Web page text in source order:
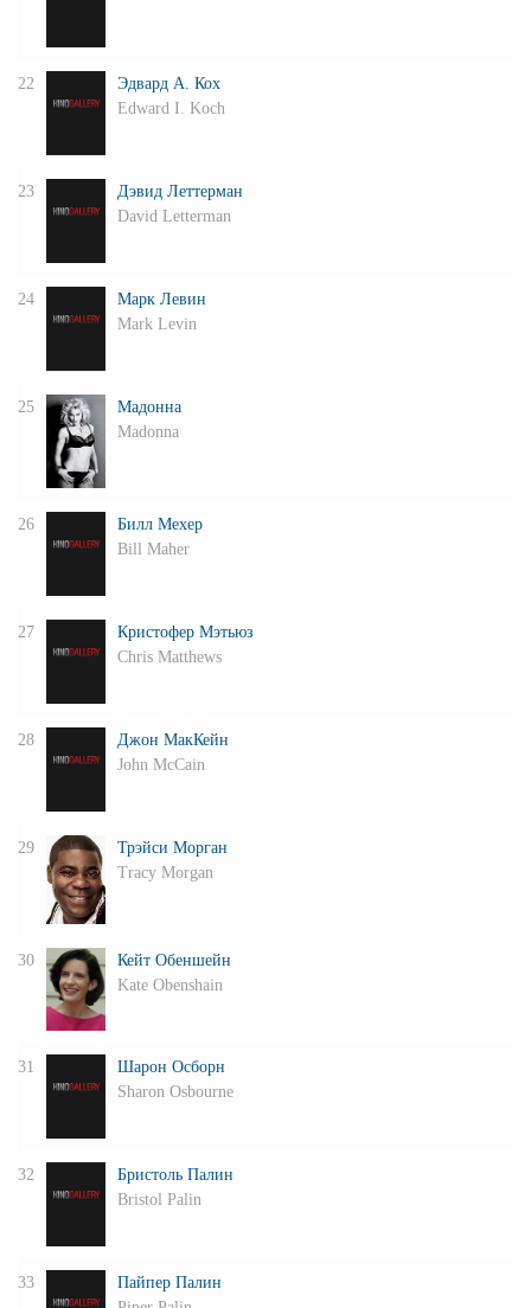
22
Эдвард А. Кох
Edward I. Koch
23
Дэвид Леттерман
David Letterman
24
Марк Левин
Mark Levin
25
Мадонна
Madonna
26
Билл Мехер
Bill Maher
27
Кристофер Мэтьюз
Chris Matthews
28
Джон МакКейн
John McCain
29
Трэйси Морган
Tracy Morgan
30
Кейт Обеншейн
Kate Obenshain
31
Шарон Осборн
Sharon Osbourne
32
Бристоль Палин
Bristol Palin
33
Пайпер Палин